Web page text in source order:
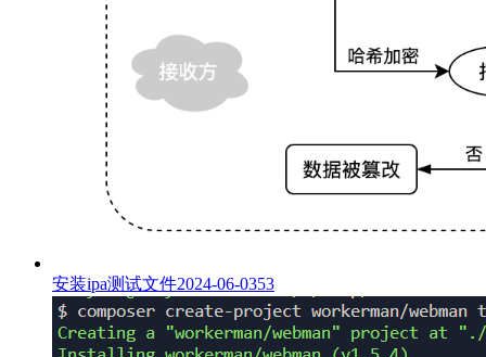
安装ipa测试文件2024-06-0353